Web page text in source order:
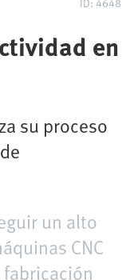
en
su proceso
un alto
CNC